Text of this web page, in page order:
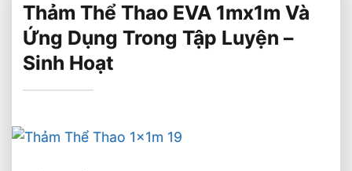
Thảm Thể Thao EVA 1mx1m Và
Ứng Dụng Trong Tập Luyện –
Sinh Hoạt